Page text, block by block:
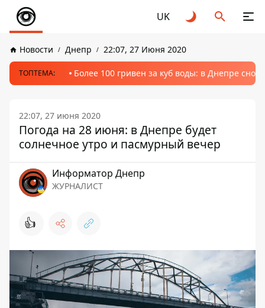
UK
Новости Днепр 22:07, 27 Июня 2020
ТОПТЕМА: Более 100 гривен за куб воды: в Днепре
22:07, 27 июня 2020
Погода на 28 июня: в Днепре будет
солнечное утро и пасмурный вечер
Информатор Днепр
ЖУРНАЛИСТ
👍